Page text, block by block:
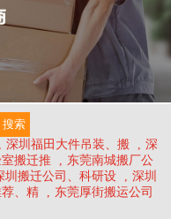
, 深圳福田大件吊装、搬 , 深
搬迁推 , 东莞南城搬厂公
圳搬迁公司、科研设 , 深圳
、精 , 东莞厚街搬运公司